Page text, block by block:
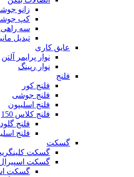
زانو
کپ
سه
تبدیل
عایق کاری
نوار پرایمر آلتن
نوار رپینگ
فلنج
فلنج کور
فلنج جوشی
فلنج اسلیپون
فلنج کلاس 150
فلنج
فلنج
گسکت
گسکت
گسکت اسپیرال
گسکت